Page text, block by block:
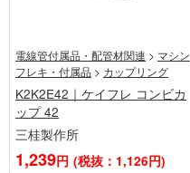
電線管付属品・配管材関連 > マシン
フレキ・付属品 > カップリング
K2K2E42｜ケイフレ コンビカ
ップ 42
三桂製作所
1,239円 (税抜：1,126円)